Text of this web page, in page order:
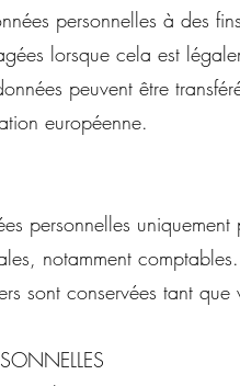
personnelles à des
lorsque cela est
peuvent être
européenne.
personnelles
notamment comptables.
sont conservées tant